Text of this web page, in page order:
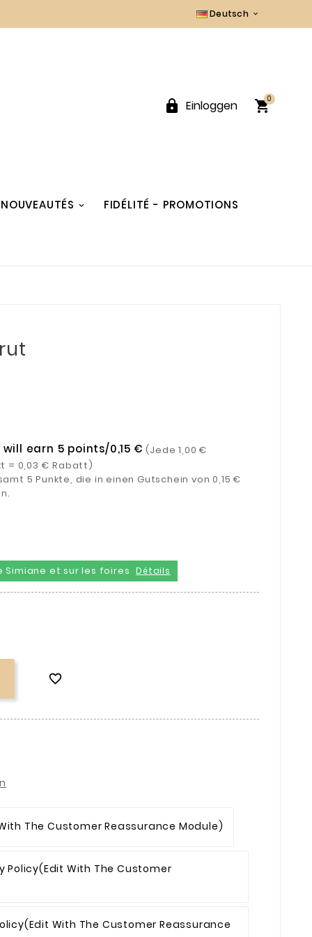
Deutsch 
 Einloggen 
0
NOUVEAUTÉS FIDÉLITÉ - PROMOTIONS
earn 5 points/0,15 € (Jede 1,00 €
= 0,03 € Rabatt)
5 Punkte, die in einen Gutschein von 0,15 €
et sur les foires Détails

The Customer Reassurance Module)
Policy(edit With The Customer
(edit With The Customer Reassurance